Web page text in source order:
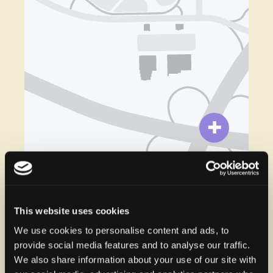
This website uses cookies
We use cookies to personalise content and ads, to
provide social media features and to analyse our traffic.
We also share information about your use of our site with
+
-
SUSCRÍBETE
PARA RECIBIR